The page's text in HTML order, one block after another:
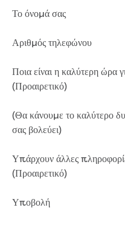
Current works
Preparing for
What to do in
Heatwaves
Major projects
Το όνομά σας
Αριθμός τηλεφώνου
Ποια είναι η καλύτερη ώρα
(Προαιρετικό)
(Θα κάνουμε το καλύτερο
σας βολεύει)
Υπάρχουν άλλες
(Προαιρετικό)
Υποβολή